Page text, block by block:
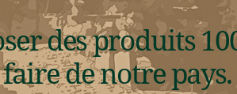
des produits
faire de notre pays.